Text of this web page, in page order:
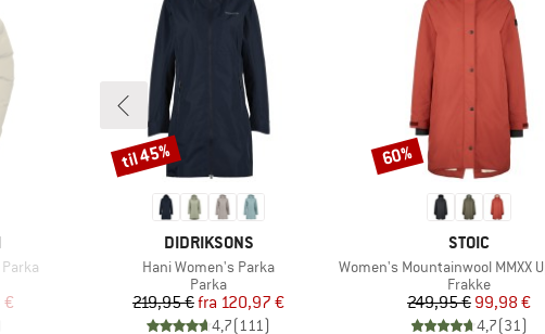
€
MÆRKE
DIDRIKSONS
Artikel
Hani Women's Parka
Produktgruppe
Parka
Pris
219,95 € Nedsat pris
fra 120,97 €
4,7(111)
Rabat
til 45%
MÆRKE
STOIC
Artikel
Women's Mountainwool MMXX UppsalaSt.
Produktgruppe
Frakke
Pris
249,95 €Nedsat pris
99,98 €
4,7(31)
Rabat
60%